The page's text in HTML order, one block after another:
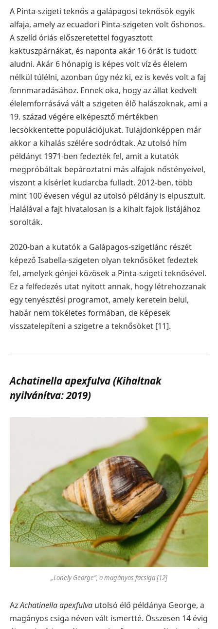
A Pinta-szigeti teknős a galápagosi teknősök egyik
alfaja, amely az ecuadori Pinta-szigeten volt őshonos.
A szelíd óriás előszeretettel fogyasztott
kaktuszpárnákat, és naponta akár 16 órát is tudott
aludni. Akár 6 hónapig is képes volt víz és élelem
nélkül túlélni, azonban úgy néz ki, ez is kevés volt a faj
fennmaradásához. Ennek oka, hogy az állat kedvelt
élelemforrásává vált a szigeten élő halászoknak, ami a
19. század végére elképesztő mértékben
lecsökkentette populációjukat. Tulajdonképpen már
akkor a kihalás szélére sodródtak. Az utolsó hím
példányt 1971-ben fedezték fel, amit a kutatók
megpróbáltak bepároztatni más alfajok nőstényeivel,
viszont a kísérlet kudarcba fulladt. 2012-ben, több
mint 100 évesen végül az utolsó példány is elpusztult.
Halálával a fajt hivatalosan is a kihalt fajok listájához
sorolták.
2020-ban a kutatók a Galápagos-szigetlánc részét
képező Isabella-szigeten olyan teknősöket fedeztek
fel, amelyek génjei közösek a Pinta-szigeti teknősével.
Ez a felfedezés utat nyitott annak, hogy létrehozzanak
egy tenyésztési programot, amely keretein belül,
habár nem tökéletes formában, de képesek
visszatelepíteni a szigetre a teknősöket [11].
Achatinella apexfulva (Kihaltnak
nyilvánítva: 2019)
„Lonely George”, a magányos facsiga [12]
AzAchatinella apexfulva utolsó élő példánya George, a
magányos csiga néven vált ismertté. Összesen 14 évig